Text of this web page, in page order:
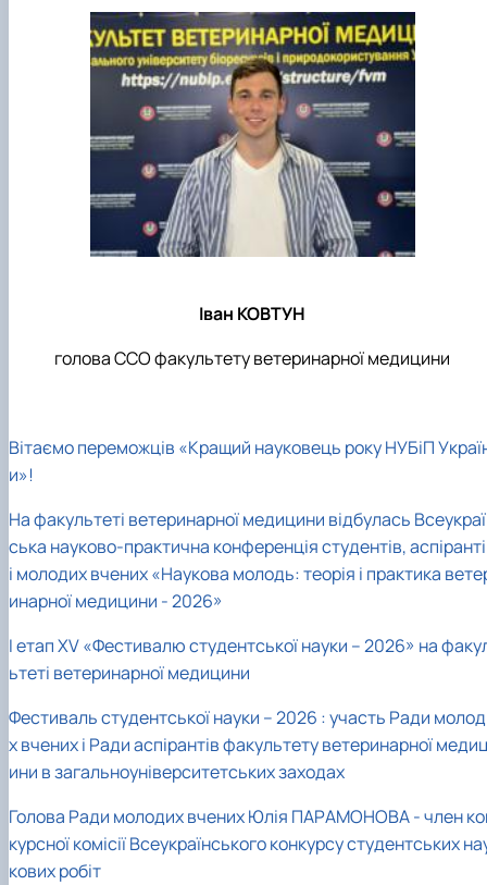
Іван КОВТУН
голова ССО факультету ветеринарної медицини
Вітаємо переможців «Кращий науковець року НУБіП
и»!
На факультеті ветеринарної медицини відбулась
ська науково-практична конференція студентів,
і молодих вчених «Наукова молодь: теорія і практика
инарної медицини - 2026»
І етап XV «Фестивалю студентської науки – 2026» на
ьтеті ветеринарної медицини
Фестиваль студентської науки – 2026 : участь Ради
х вчених і Ради аспірантів факультету ветеринарної
ини в загальноуніверситетських заходах
Голова Ради молодих вчених Юлія ПАРАМОНОВА - член
курсної комісії Всеукраїнського конкурсу студентських
кових робіт